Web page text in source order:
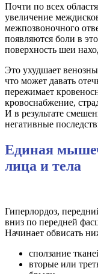
Почти по всех
увеличение
межпозвоночного
появляются боли в
поверхность шеи
Это ухудшает
что может давать
пережимает
кровоснабжение,
И в результате
негативные
Единая
лица и тела
Гиперлордоз,
вниз по передней
Начинает обвисать
сползание
вторые или